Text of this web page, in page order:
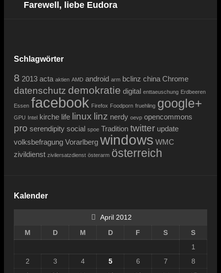
Farewell, liebe Eudora
Schlagwörter
8 2013 acta aktien AMD android arm bclinz china Chrome
datenschutz demokratie digital enttaeuschung Erdbeeren
Essen facebook Firefox Foodporn fruehling google+
GPU Intel kirche life linux linz nerdy oevp opencommons
pro serendipity social spoe Tradition twitter update
volksbefragung Vorarlberg windows WMC
zivildienst zivilersatzdienst österarm österreich
Kalender
April 2012
M
D M D F S
S
1
2
3 4 5 6 7
8